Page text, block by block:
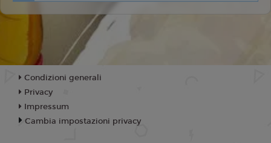
Condizioni generali
Privacy
Impressum
Cambia impostazioni privacy